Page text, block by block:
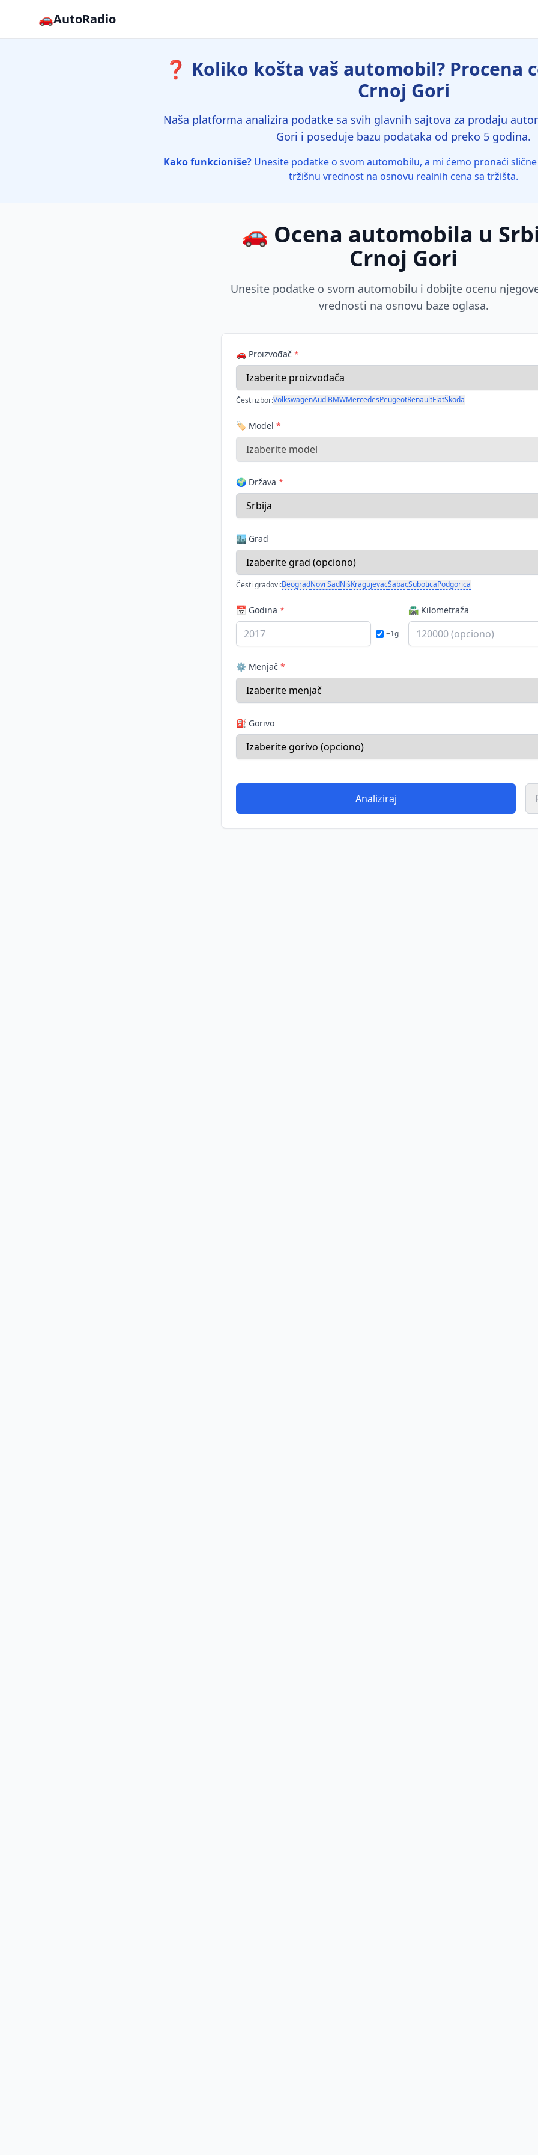
🚗AutoRadio
❓ Koliko košta vaš automobil? Procena
Crnoj Gori
Naša platforma analizira podatke sa svih glavnih sajtova za prodaju
Gori i poseduje bazu podataka od preko 5 godina.
Kako funkcioniše? Unesite podatke o svom automobilu, a mi ćemo pronaći
tržišnu vrednost na osnovu realnih cena sa tržišta.
🚗 Ocena automobila u
Crnoj Gori
Unesite podatke o svom automobilu i dobijte ocenu
vrednosti na osnovu baze oglasa.
🚗 Proizvođač *
Česti izbor:VolkswagenAudiBMWMercedesPeugeotRenaultFiatŠkoda
🏷️ Model *
🌍 Država *
🏙️ Grad
Česti gradovi:BeogradNovi SadNišKragujevacŠabacSuboticaPodgorica
📅 Godina *
±1g
🛣️ Kilometraža
⚙️ Menjač *
⛽ Gorivo
Analiziraj